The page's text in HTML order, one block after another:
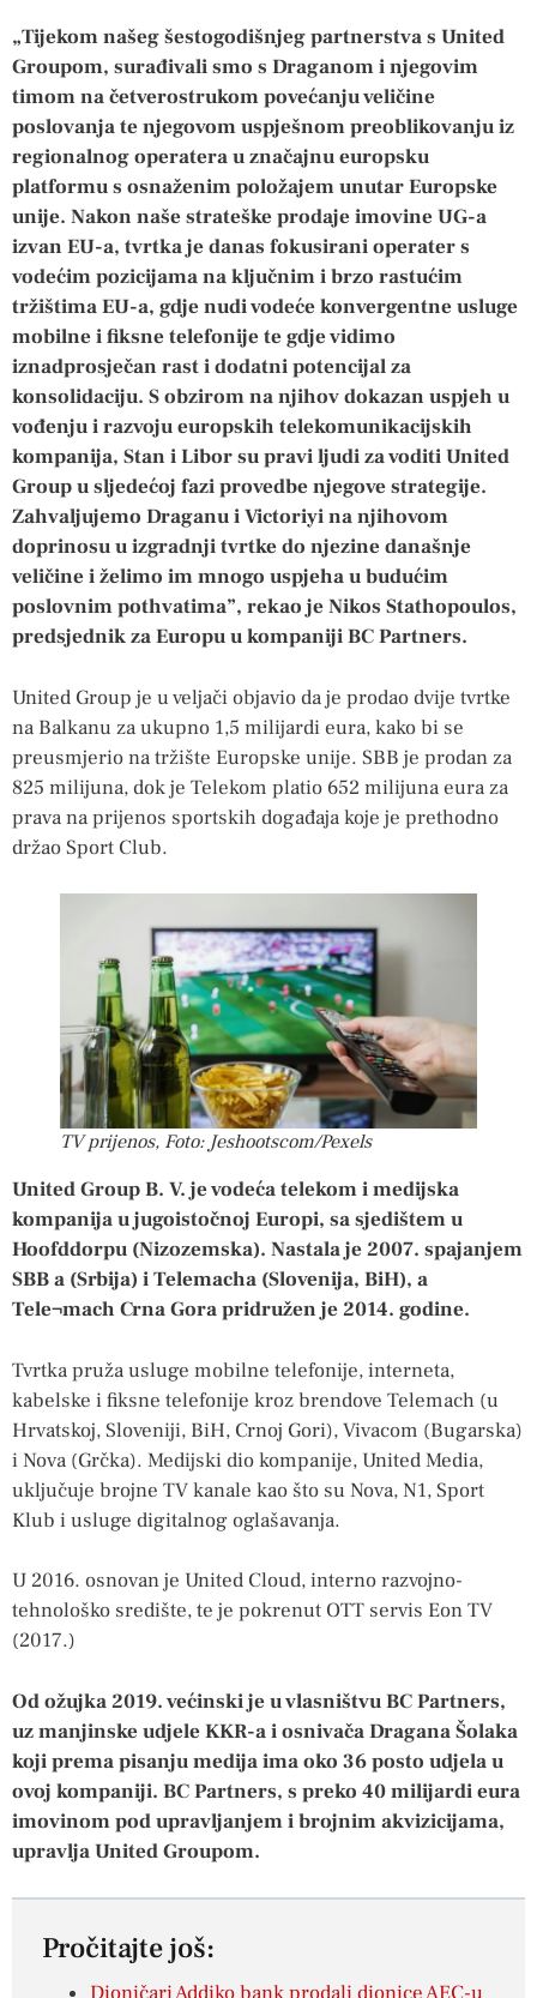
„Tijekom našeg šestogodišnjeg partnerstva s United
Groupom, surađivali smo s Draganom i njegovim
timom na četverostrukom povećanju veličine
poslovanja te njegovom uspješnom preoblikovanju iz
regionalnog operatera u značajnu europsku
platformu s osnaženim položajem unutar Europske
unije. Nakon naše strateške prodaje imovine UG-a
izvan EU-a, tvrtka je danas fokusirani operater s
vodećim pozicijama na ključnim i brzo rastućim
tržištima EU-a, gdje nudi vodeće konvergentne usluge
mobilne i fiksne telefonije te gdje vidimo
iznadprosječan rast i dodatni potencijal za
konsolidaciju. S obzirom na njihov dokazan uspjeh u
vođenju i razvoju europskih telekomunikacijskih
kompanija, Stan i Libor su pravi ljudi za voditi United
Group u sljedećoj fazi provedbe njegove strategije.
Zahvaljujemo Draganu i Victoriyi na njihovom
doprinosu u izgradnji tvrtke do njezine današnje
veličine i želimo im mnogo uspjeha u budućim
poslovnim pothvatima”, rekao je Nikos Stathopoulos,
predsjednik za Europu u kompaniji BC Partners.
United Group je u veljači objavio da je prodao dvije tvrtke
na Balkanu za ukupno 1,5 milijardi eura, kako bi se
preusmjerio na tržište Europske unije. SBB je prodan za
825 milijuna, dok je Telekom platio 652 milijuna eura za
prava na prijenos sportskih događaja koje je prethodno
držao Sport Club.
TV prijenos, Foto: Jeshootscom/Pexels
United Group B. V. je vodeća telekom i medijska
kompanija u jugoistočnoj Europi, sa sjedištem u
Hoofddorpu (Nizozemska). Nastala je 2007. spajanjem
SBB a (Srbija) i Telemacha (Slovenija, BiH), a
Tele¬mach Crna Gora pridružen je 2014. godine.
Tvrtka pruža usluge mobilne telefonije, interneta,
kabelske i fiksne telefonije kroz brendove Telemach (u
Hrvatskoj, Sloveniji, BiH, Crnoj Gori), Vivacom (Bugarska)
i Nova (Grčka). Medijski dio kompanije, United Media,
uključuje brojne TV kanale kao što su Nova, N1, Sport
Klub i usluge digitalnog oglašavanja.
U 2016. osnovan je United Cloud, interno razvojno-
tehnološko središte, te je pokrenut OTT servis Eon TV
(2017.)
Od ožujka 2019. većinski je u vlasništvu BC Partners,
uz manjinske udjele KKR-a i osnivača Dragana Šolaka
koji prema pisanju medija ima oko 36 posto udjela u
ovoj kompaniji. BC Partners, s preko 40 milijardi eura
imovinom pod upravljanjem i brojnim akvizicijama,
upravlja United Groupom.
Pročitajte još: